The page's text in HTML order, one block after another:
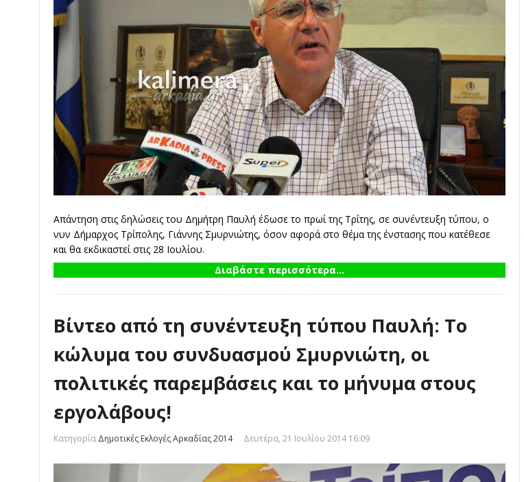
Απάντηση στις δηλώσεις του Δημήτρη Παυλή έδωσε το πρωί της Τρίτης, σε συνέντευξη τύπου, ο
νυν Δήμαρχος Τρίπολης, Γιάννης Σμυρνιώτης, όσον αφορά στο θέμα της ένστασης που κατέθεσε
και θα εκδικαστεί στις 28 Ιουλίου.
Διαβάστε περισσότερα...
Βίντεο από τη συνέντευξη τύπου Παυλή: Το
κώλυμα του συνδυασμού Σμυρνιώτη, οι
πολιτικές παρεμβάσεις και το μήνυμα στους
εργολάβους!
Κατηγορία Δημοτικές Εκλογές Αρκαδίας 2014 Δευτέρα, 21 Ιουλίου 2014 16:09